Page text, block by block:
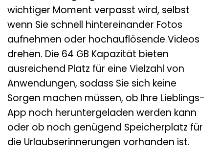
wichtiger Moment verpasst wird, selbst
wenn Sie schnell hintereinander Fotos
aufnehmen oder hochauflösende Videos
drehen. Die 64 GB Kapazität bieten
ausreichend Platz für eine Vielzahl von
Anwendungen, sodass Sie sich keine
Sorgen machen müssen, ob Ihre Lieblings-
App noch heruntergeladen werden kann
oder ob noch genügend Speicherplatz für
die Urlaubserinnerungen vorhanden ist.